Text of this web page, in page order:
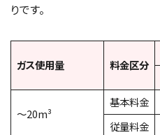
りです。
ガス使用量 料金区分
～20m³
基本料金
従量料金